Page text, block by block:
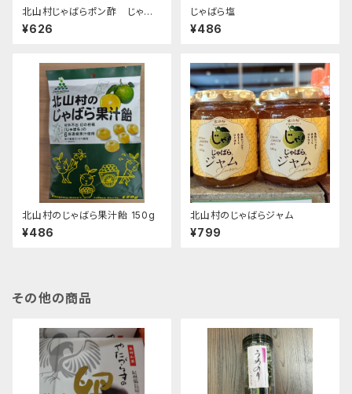
北山村じゃばらポン酢 じゃぽ
ん
¥626
じゃばら塩
¥486
北山村のじゃばら果汁飴 150g
¥486
北山村のじゃばらジャム
¥799
その他の商品